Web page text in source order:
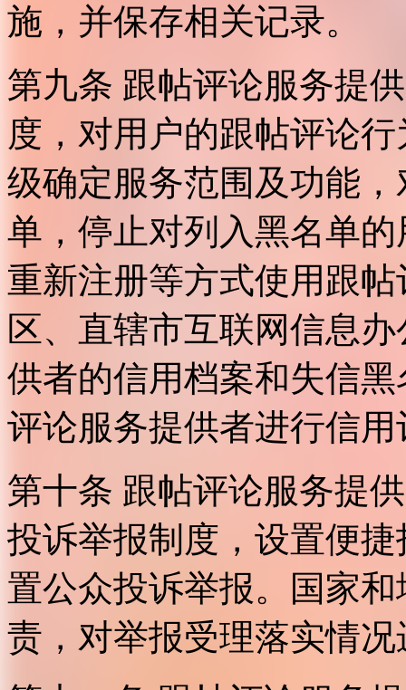
施，并保存相关记录。
第九条 跟帖评论服务提
度，对用户的跟帖评论
级确定服务范围及功能
单，停止对列入黑名单
重新注册等方式使用跟
区、直辖市互联网信息
供者的信用档案和失信
评论服务提供者进行信用
第十条 跟帖评论服务提
投诉举报制度，设置便
置公众投诉举报。国家
责，对举报受理落实情